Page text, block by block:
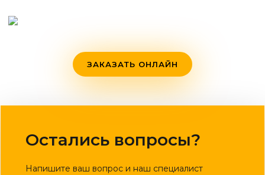
ЗАКАЗАТЬ ОНЛАЙН
Остались вопросы?
Напишите ваш вопрос и наш специалист